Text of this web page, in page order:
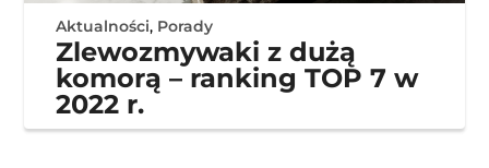
Aktualności, Porady
Zlewozmywaki z dużą
komorą – ranking TOP 7 w
2022 r.